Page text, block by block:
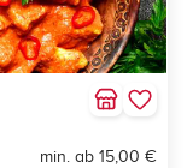
min. ab 15,00 €